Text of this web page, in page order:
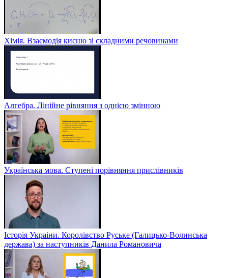
Хімія. Взаємодія кисню зі складними речовинами
Алгебра. Лінійне рівняння з однією змінною
Українська мова. Ступені порівняння прислівників
Історія Украіни. Королівство Руське (Галицько-Волинська
держава) за наступників Данила Романовича